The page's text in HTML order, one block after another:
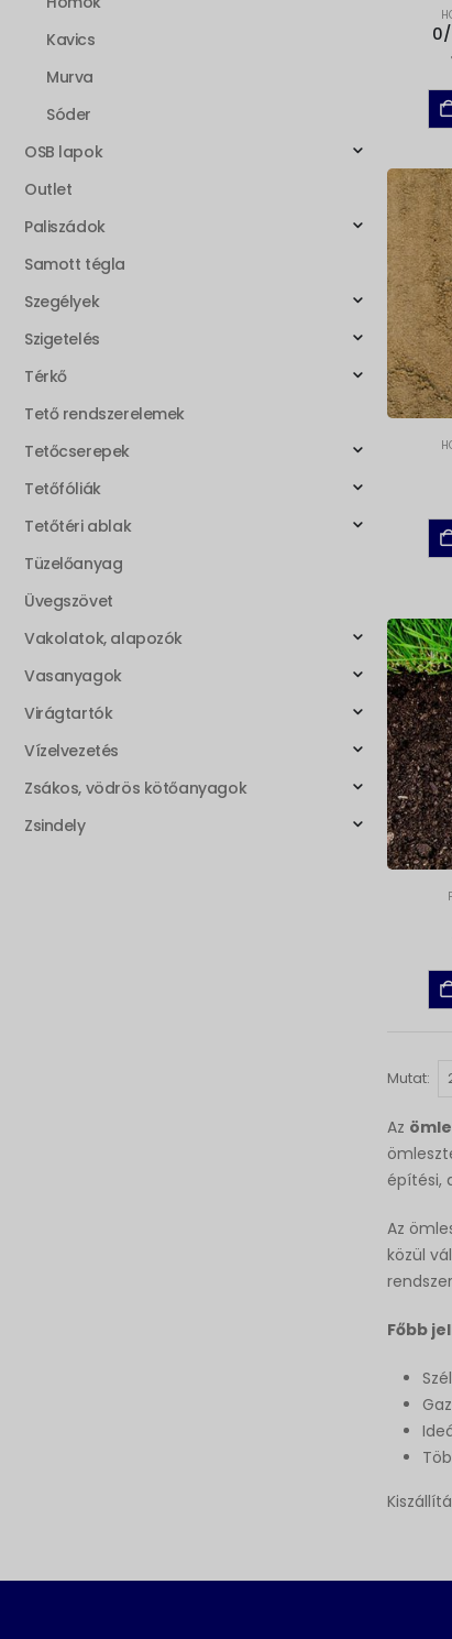
Mutat:
Az
építési,
Az
közül
Főbb
Kavics
Murva
Sóder
OSB lapok
Outlet
Paliszádok
Samott tégla
Szegélyek
Szigetelés
Térkő
Tető rendszerelemek
Tetőcserepek
Tetőfóliák
Tetőtéri ablak
Tüzelőanyag
Üvegszövet
Vakolatok, alapozók
Vasanyagok
Virágtartók
Vízelvezetés
Zsákos, vödrös kötőanyagok
Zsindely